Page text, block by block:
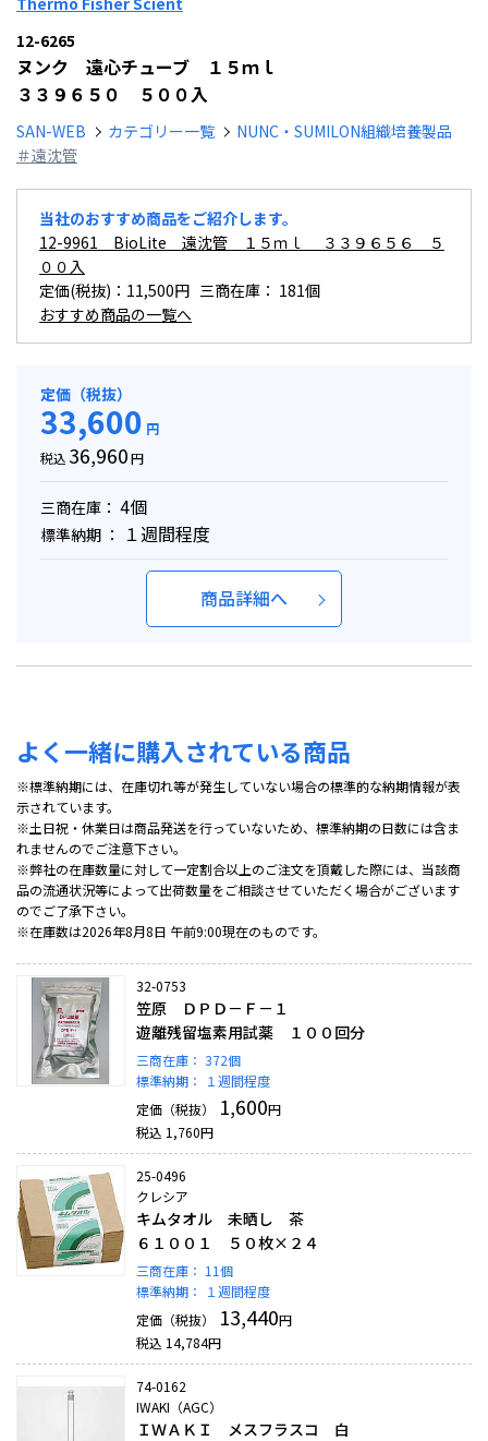
12-6265
ヌンク 遠心チューブ １５ｍｌ
３３９６５０ ５００入
SAN-WEB カテゴリー一覧
NUNC・SUMILON組織培養製品
＃遠沈管
当社のおすすめ商品をご紹介します。
12-9961 BioLite 遠沈管 １５ｍｌ ３３９６５６ ５
００入
定価(税抜)：11,500円 三商在庫： 181個
おすすめ商品の一覧へ
定価（税抜）
33,600 円
税込 36,960円
三商在庫： 4個
標準納期 ： １週間程度
商品詳細へ
よく一緒に購入されている商品
※標準納期には、在庫切れ等が発生していない場合の標準的な納期情報が表
示されています。
※土日祝・休業日は商品発送を行っていないため、標準納期の日数には含ま
れませんのでご注意下さい。
※弊社の在庫数量に対して一定割合以上のご注文を頂戴した際には、当該商
品の流通状況等によって出荷数量をご相談させていただく場合がございます
のでご了承下さい。
※在庫数は2026年8月8日 午前9:00現在のものです。
32-0753
笠原 ＤＰＤ－Ｆ－１
遊離残留塩素用試薬 １００回分
三商在庫： 372個
標準納期：
１週間程度
定価（税抜）
1,600円
税込 1,760円
25-0496
クレシア
キムタオル 未晒し 茶
６１００１ ５０枚×２４
三商在庫： 11個
標準納期：
１週間程度
定価（税抜）
13,440円
税込 14,784円
74-0162
IWAKI（AGC）
ＩＷＡＫＩ メスフラスコ 白